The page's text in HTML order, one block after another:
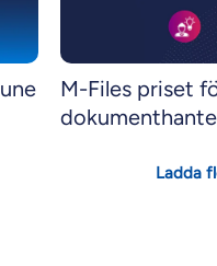
M-Files priset
Ladda